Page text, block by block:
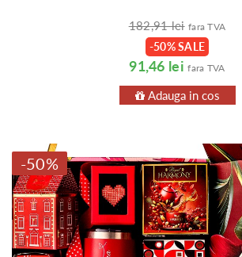
182,91 lei fara TVA
-50% SALE
91,46 lei fara TVA
Adauga in cos
-50%